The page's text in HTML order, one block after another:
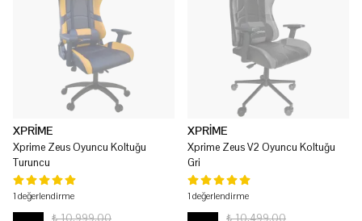
XPRİME
Xprime Zeus Oyuncu Koltuğu
Turuncu
1 değerlendirme
₺ 10,999.00
XPRİME
Xprime Zeus V2 Oyuncu Koltuğu
Gri
1 değerlendirme
₺ 10,499.00